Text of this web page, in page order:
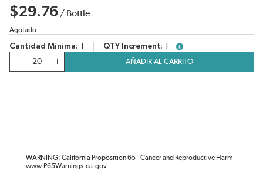
$29.76 / Bottle
Agotado
Cantidad Mínima QTY Increment
more info
Cantidad
AÑADIR AL CARRITO
WARNING: California Proposition 65 - Cancer and Reproductive Harm -
www.P65Warnings.ca.gov